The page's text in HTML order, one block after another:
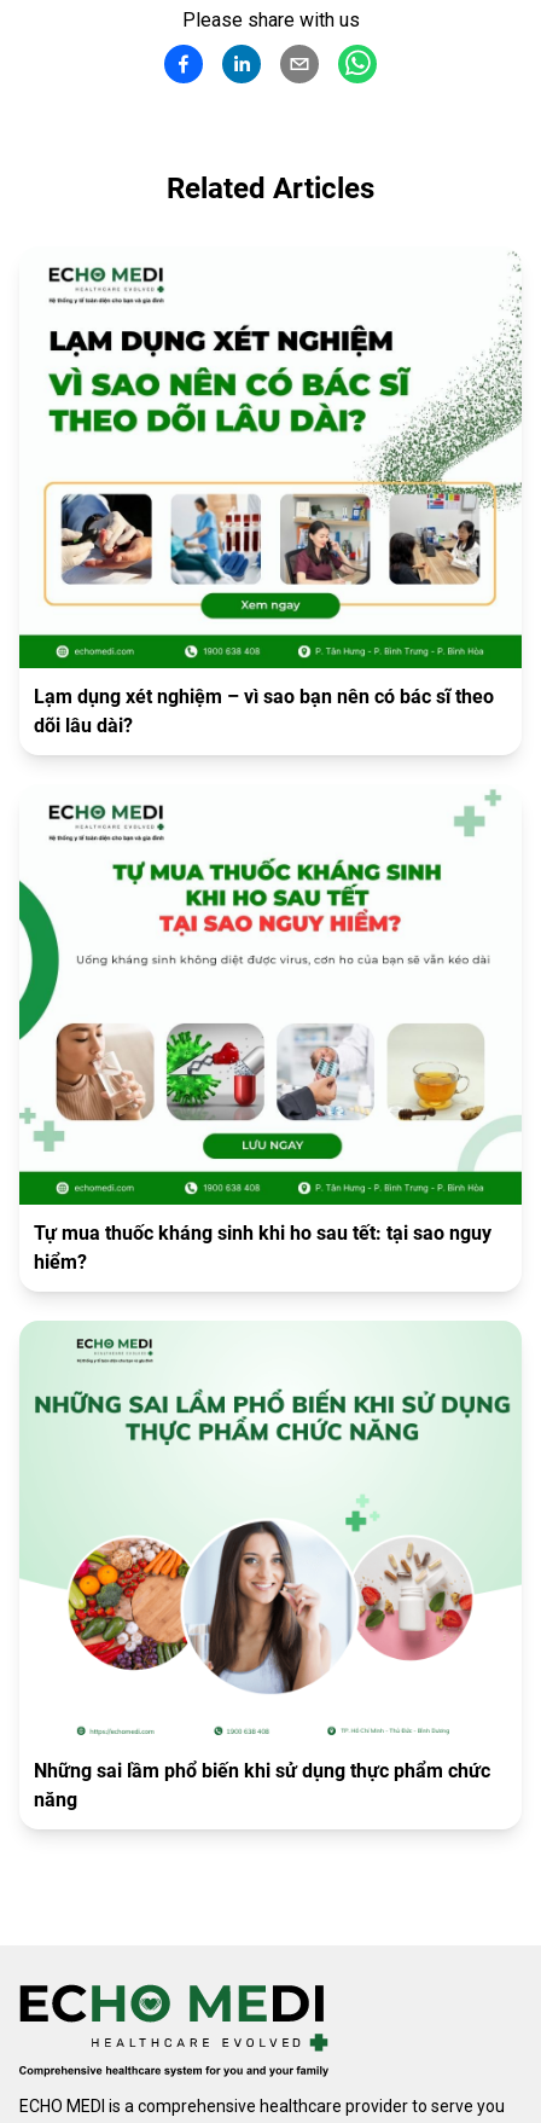
Please share with us
Related Articles
Lạm dụng xét nghiệm – vì sao bạn nên có bác sĩ theo
dõi lâu dài?
Tự mua thuốc kháng sinh khi ho sau tết: tại sao nguy
hiểm?
Những sai lầm phổ biến khi sử dụng thực phẩm chức
năng
ECHO MEDI is a comprehensive healthcare provider to serve you